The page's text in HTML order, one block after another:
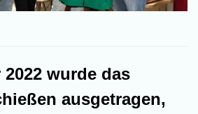
wurde das
ausgetragen,